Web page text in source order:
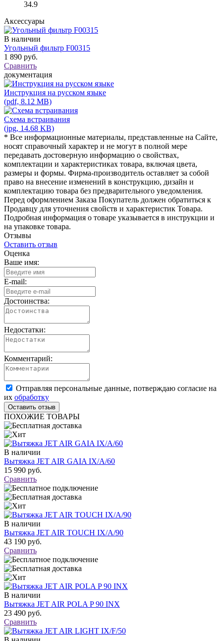
34.9
Аксессуары
В наличии
Угольный фильтр F00315
1 890 руб.
Сравнить
документация
Инструкция на русском языке
(pdf, 8.12 MB)
Схема встраивания
(jpg, 14.68 KB)
* Все информационные материалы, представленные на Сайте,
носят справочный характер и не могут в полной мере
передавать достоверную информацию о свойствах,
комплектации и характеристиках товара, включая цвета,
размеры и формы. Фирма-производитель оставляет за собой
право на внесение изменений в конструкцию, дизайн и
комплектацию товара без предварительного уведомления.
Перед оформлением Заказа Покупатель должен обратиться к
Продавцу для уточнения свойств и характеристик Товара.
Подробная информация о товаре указывается в инструкции и
на упаковке товара.
Отзывы
Оставить отзыв
Оценка
Ваше имя:
E-mail:
Достоинства:
Недостатки:
Комментарий:
Отправляя персональные данные, потверждаю согласие на
их обработку
ПОХОЖИЕ ТОВАРЫ
В наличии
Вытяжка JET AIR GAIA IX/A/60
15 990 руб.
Сравнить
В наличии
Вытяжка JET AIR TOUCH IX/A/90
43 190 руб.
Сравнить
В наличии
Вытяжка JET AIR POLA P 90 INX
23 490 руб.
Сравнить